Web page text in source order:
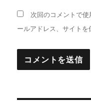
次回のコメントで
ールアドレス、サイトを